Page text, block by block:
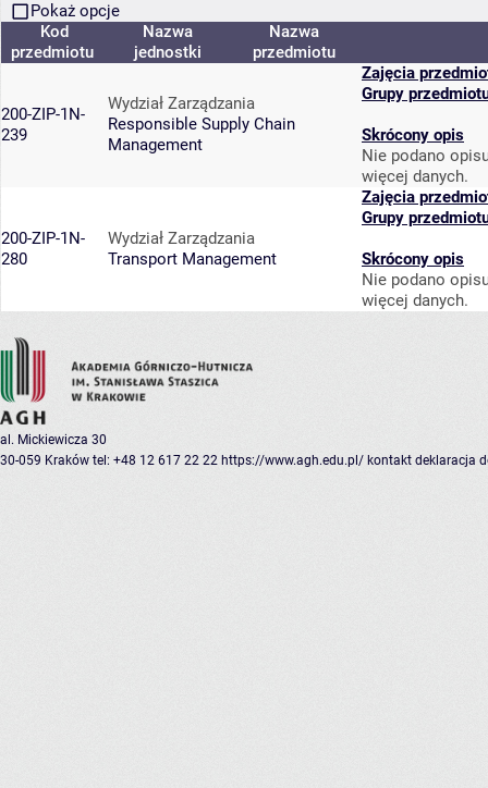
Pokaż opcje
Kod
przedmiotu
Nazwa
jednostki
Nazwa
przedmiotu
200-ZIP-1N-
239
Wydział Zarządzania
Responsible Supply Chain
Management
Zajęcia
Grupy
Skrócony opis
Nie podano
więcej danych.
200-ZIP-1N-
280
Wydział Zarządzania
Transport Management
Zajęcia
Grupy
Skrócony opis
Nie podano
więcej danych.
al. Mickiewicza 30
30-059 Kraków tel: +48 12 617 22 22 https://www.agh.edu.pl/ kontakt deklaracja